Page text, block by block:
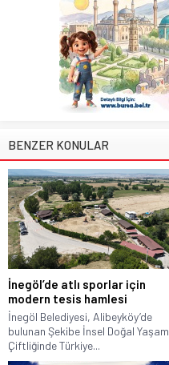
BENZER KONULAR
İnegöl’de atlı sporlar için
modern tesis hamlesi
İnegöl Belediyesi, Alibeyköy’de
bulunan Şekibe İnsel Doğal Yaşam
Çiftliğinde Türkiye...